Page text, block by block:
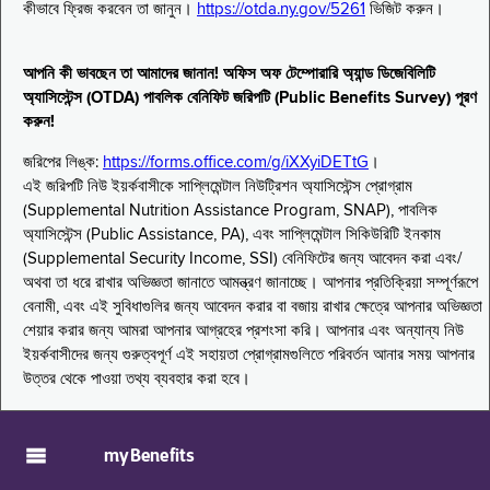
কীভাবে ফ্রিজ করবেন তা জানুন। https://otda.ny.gov/5261 ভিজিট করুন।
আপনি কী ভাবছেন তা আমাদের জানান! অফিস অফ টেম্পোরারি অ্যান্ড ডিজেবিলিটি
অ্যাসিস্টেন্স (OTDA) পাবলিক বেনিফিট জরিপটি (Public Benefits Survey) পূরণ
করুন!
জরিপের লিঙ্ক: https://forms.office.com/g/iXXyiDETtG ।
এই জরিপটি নিউ ইয়র্কবাসীকে সাপ্লিমেন্টাল নিউট্রিশন অ্যাসিস্টেন্স প্রোগ্রাম
(Supplemental Nutrition Assistance Program, SNAP), পাবলিক
অ্যাসিস্টেন্স (Public Assistance, PA), এবং সাপ্লিমেন্টাল সিকিউরিটি ইনকাম
(Supplemental Security Income, SSI) বেনিফিটের জন্য আবেদন করা এবং/
অথবা তা ধরে রাখার অভিজ্ঞতা জানাতে আমন্ত্রণ জানাচ্ছে। আপনার প্রতিক্রিয়া সম্পূর্ণরূপে
বেনামী, এবং এই সুবিধাগুলির জন্য আবেদন করার বা বজায় রাখার ক্ষেত্রে আপনার অভিজ্ঞতা
শেয়ার করার জন্য আমরা আপনার আগ্রহের প্রশংসা করি। আপনার এবং অন্যান্য নিউ
ইয়র্কবাসীদের জন্য গুরুত্বপূর্ণ এই সহায়তা প্রোগ্রামগুলিতে পরিবর্তন আনার সময় আপনার
উত্তর থেকে পাওয়া তথ্য ব্যবহার করা হবে।
myBenefits